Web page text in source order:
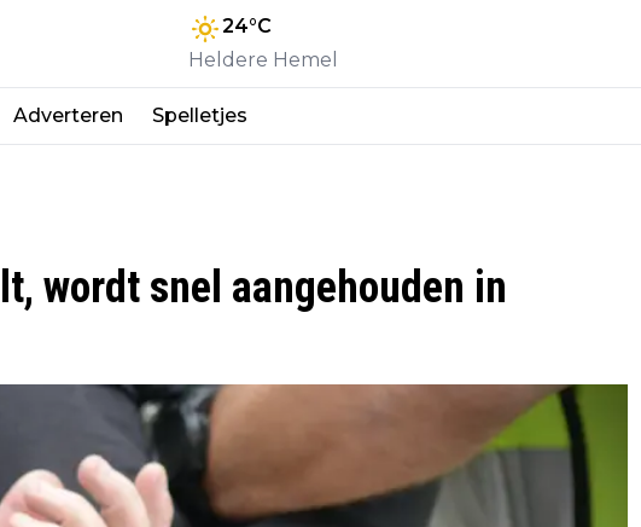
24°C
Heldere Hemel
Adverteren Spelletjes
wordt snel aangehouden in